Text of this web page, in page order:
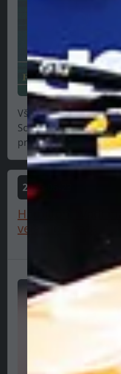
Všetky tieto
Schumacher s
pravdu,...
2025-06-23
Hamilton: “Vadí
veľa ľudí uráža...”